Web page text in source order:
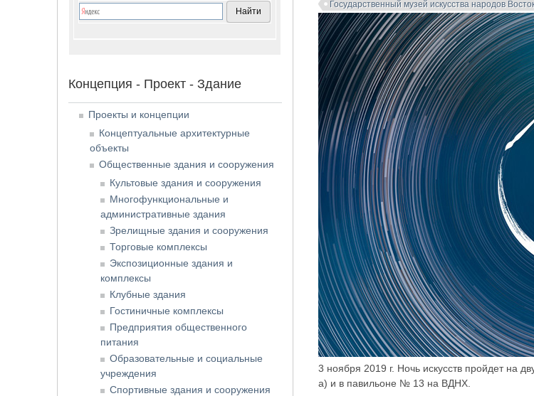
Государственный музей искусства народов
3 ноября 2019 г. Ночь искусств пройдет на
а) и в павильоне № 13 на ВДНХ.
Концепция - Проект - Здание
Проекты и концепции
Концептуальные архитектурные
объекты
Общественные здания и сооружения
Культовые здания и сооружения
Многофункциональные и
административные здания
Зрелищные здания и сооружения
Торговые комплексы
Экспозиционные здания и
комплексы
Клубные здания
Гостиничные комплексы
Предприятия общественного
питания
Образовательные и социальные
учреждения
Спортивные здания и сооружения